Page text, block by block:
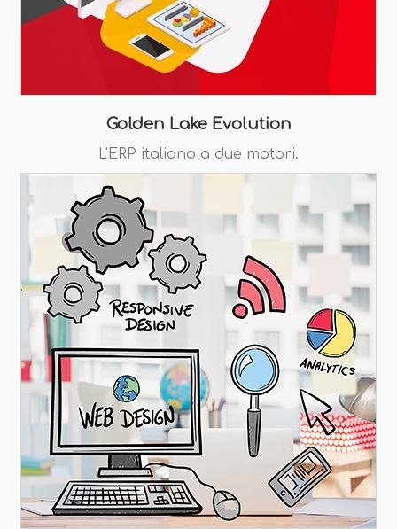
Golden Lake Evolution
L'ERP italiano a due motori.